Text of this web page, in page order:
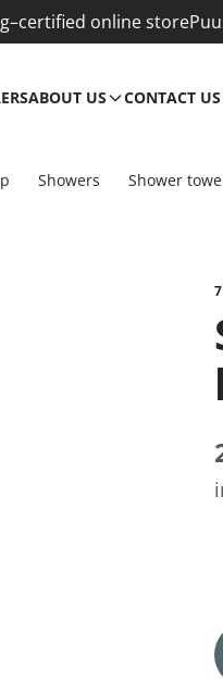
online store
ABOUT US CONTACT US
Showers Shower